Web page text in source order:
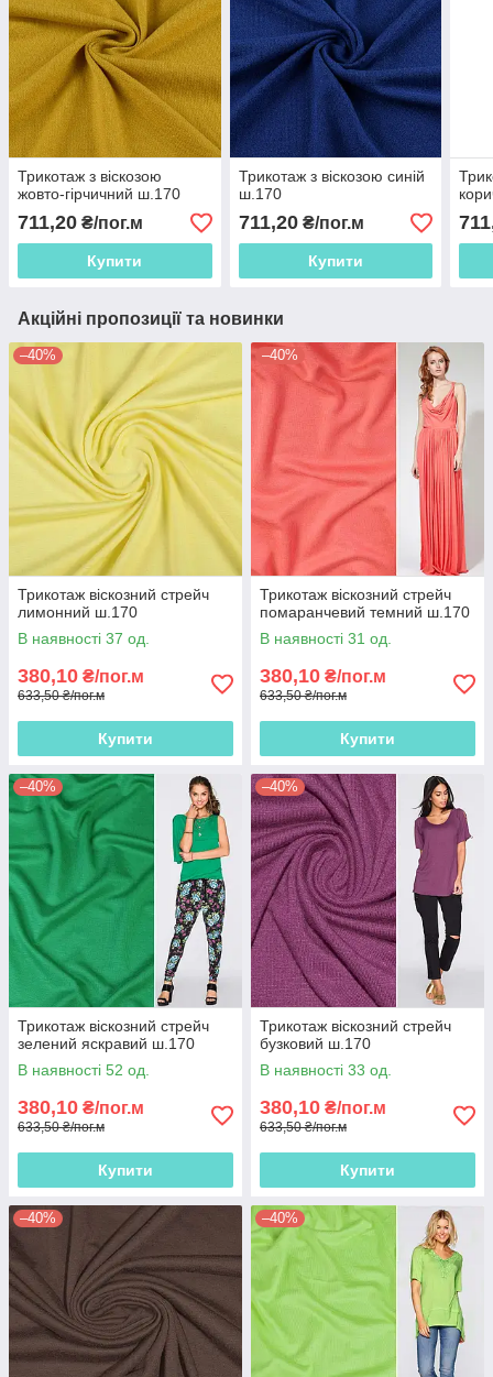
Трикотаж з віскозою
жовто-гірчичний ш.170
711,20 ₴/пог.м
Купити
Трикотаж з віскозою синій
ш.170
711,20₴/пог.м
Купити
Акційні пропозиції та новинки
–40%
Трикотаж віскозний стрейч
лимонний ш.170
В наявності 37 од.
380,10 ₴/пог.м
633,50 ₴/пог.м
Купити
–40%
Трикотаж віскозний стрейч
помаранчевий темний ш.170
В наявності 31 од.
380,10 ₴/пог.м
633,50 ₴/пог.м
Купити
–40%
Трикотаж віскозний стрейч
зелений яскравий ш.170
В наявності 52 од.
380,10 ₴/пог.м
633,50 ₴/пог.м
Купити
–40%
Трикотаж віскозний стрейч
бузковий ш.170
В наявності 33 од.
380,10 ₴/пог.м
633,50 ₴/пог.м
Купити
–40% –40%